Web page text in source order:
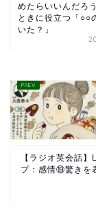
めたらいいんだろ
ときに役立つ「○○
いた？」
【ラジオ英会話
プ：感情⑲驚きを